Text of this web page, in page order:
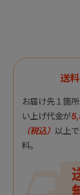
送料
お届け先１箇
い上げ代金が
（税込） 以上
料。